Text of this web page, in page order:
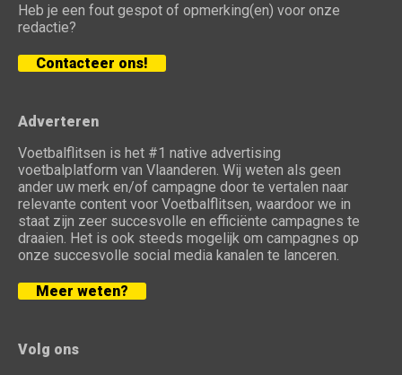
Heb je een fout gespot of opmerking(en) voor onze
redactie?
Contacteer ons!
Adverteren
Voetbalflitsen is het #1 native advertising
voetbalplatform van Vlaanderen. Wij weten als geen
ander uw merk en/of campagne door te vertalen naar
relevante content voor Voetbalflitsen, waardoor we in
staat zijn zeer succesvolle en efficiënte campagnes te
draaien. Het is ook steeds mogelijk om campagnes op
onze succesvolle social media kanalen te lanceren.
Meer weten?
Volg ons